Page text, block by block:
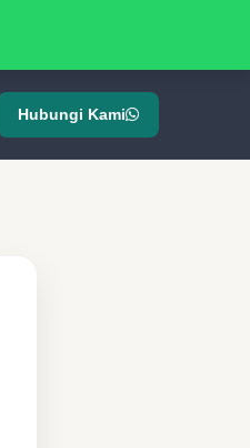
Hubungi Kami